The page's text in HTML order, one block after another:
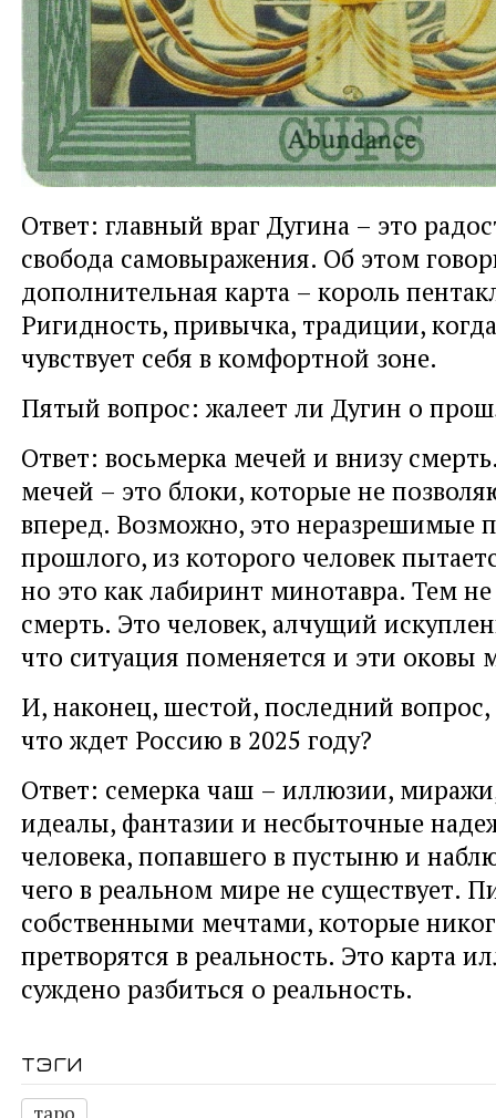
Ответ: главный враг Дугина – это
свобода самовыражения. Об этом
дополнительная карта – король
Ригидность, привычка, традиции,
чувствует себя в комфортной зоне.
Пятый вопрос: жалеет ли Дугин о
Ответ: восьмерка мечей и внизу
мечей – это блоки, которые не
вперед. Возможно, это неразрешимые
прошлого, из которого человек
но это как лабиринт минотавра. Тем
смерть. Это человек, алчущий
что ситуация поменяется и эти оковы
И, наконец, шестой, последний
что ждет Россию в 2025 году?
Ответ: семерка чаш – иллюзии,
идеалы, фантазии и несбыточные
человека, попавшего в пустыню и
чего в реальном мире не существует.
собственными мечтами, которые
претворятся в реальность. Это карта
суждено разбиться о реальность.
тэги